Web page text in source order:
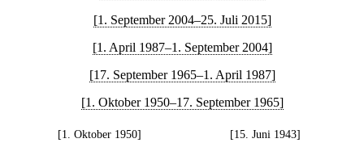
[1. September 2004–25. Juli 2015]
[1. April 1987–1. September 2004]
[17. September 1965–1. April 1987]
[1. Oktober 1950–17. September 1965]
[1. Oktober 1950]
[15. Juni 1943]